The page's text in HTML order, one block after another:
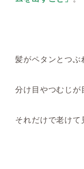
髪がペタンとつぶ
分け目やつむじが
それだけで老けて